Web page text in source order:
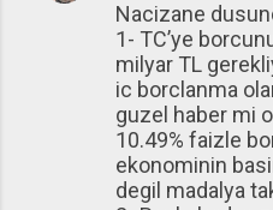
Nacizane
1- TC’ye
milyar TL
ic borclanma
guzel haber mi
10.49% faizle
ekonominin
degil madalya